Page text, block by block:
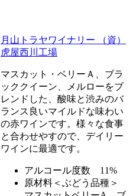
月山トラヤワイナリー （資）
虎屋西川工場
マスカット・ベリーＡ、ブラ
ッククイーン、メルローをブ
レンドした、酸味と渋みのバ
ランス良いマイルドな味わい
の赤ワインです。様々な食事
と合わせやすので、デイリー
ワインに最適です。
アルコール度数 11%
原材料＜ぶどう品種＞